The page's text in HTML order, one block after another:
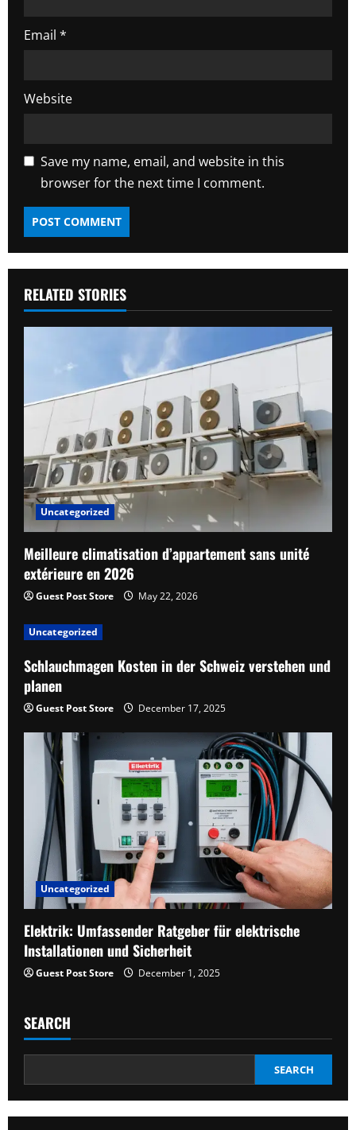
Email *
Website
Save my name, email, and website in this
browser for the next time I comment.
RELATED STORIES
Uncategorized
Meilleure climatisation d’appartement sans unité
extérieure en 2026
Guest Post Store May 22, 2026
Uncategorized
Schlauchmagen Kosten in der Schweiz verstehen und
planen
Guest Post Store December 17, 2025
Uncategorized
Elektrik: Umfassender Ratgeber für elektrische
Installationen und Sicherheit
Guest Post Store December 1, 2025
SEARCH
SEARCH